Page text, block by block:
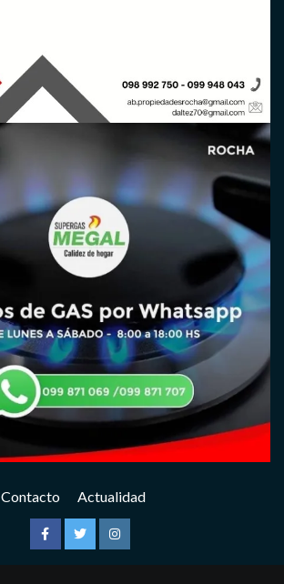
Contacto Actualidad
FacebookTwitterInstagram